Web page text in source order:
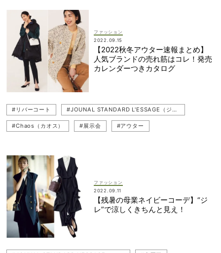
ファッション
2022.09.15
【2022秋冬アウター速報まとめ】
人気ブランドの売れ筋はコレ！発売
カレンダーつきカタログ
#リバーコート #JOUNAL STANDARD L'ESSAGE（ジャーナル スタンダード レサージュ）
#Chaos（カオス） #展示会 #アウター
#冬コート #ツイード
#アウターコーデ #ロングコート
#TOMORROWLAND（トゥモローランド）
ファッション
2022.09.11
【残暑の母業ネイビーコーデ】“ジ
レ”で涼しくきちんと見え！